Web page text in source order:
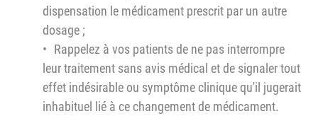
dispensation le médicament prescrit par un autre
dosage ;
Rappelez à vos patients de ne pas interrompre
leur traitement sans avis médical et de signaler tout
effet indésirable ou symptôme clinique qu'il jugerait
inhabituel lié à ce changement de médicament.